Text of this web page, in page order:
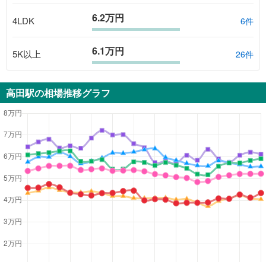
4LDK 6.2万円 6件
5K以上 6.1万円 26件
高田駅の相場推移グラフ